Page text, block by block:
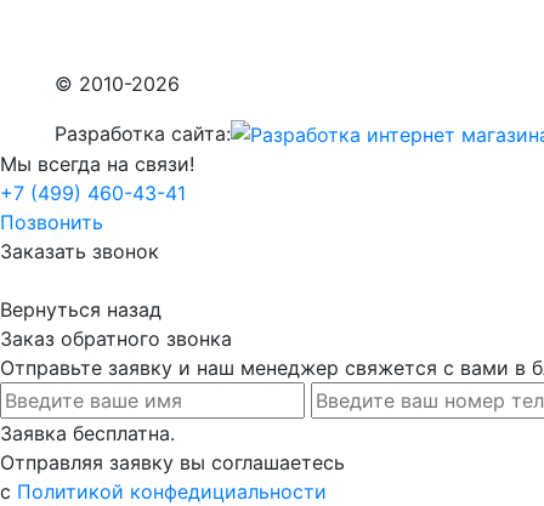
© 2010-2026
Разработка сайта:
Мы всегда на связи!
+7 (499) 460-43-41
Позвонить
Заказать звонок
Вернуться назад
Заказ обратного звонка
Отправьте заявку и наш менеджер свяжется с вами в
Заявка бесплатна.
Отправляя заявку вы соглашаетесь
с Политикой конфедициальности